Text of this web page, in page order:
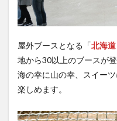
屋外ブースとなる「北海
地から30以上のブースが登
海の幸に山の幸、スイー
楽しめます。